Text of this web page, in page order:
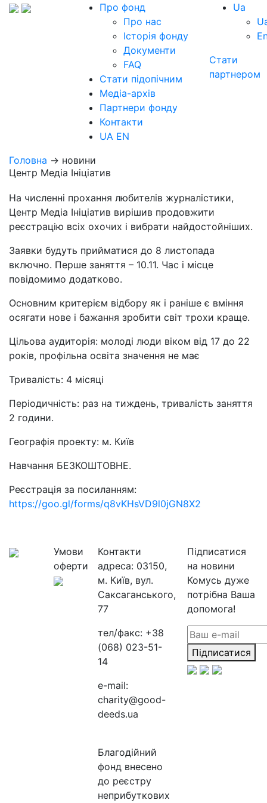
Про фонд
Про нас
Історія фонду
Документи
FAQ
Стати підопічним
Медіа-архів
Партнери фонду
Контакти
UA EN
Ua
Стати
партнером
Головна → новини
Центр Медіа Ініціатив
На численні прохання любителів журналістики,
Центр Медіа Ініціатив вирішив продовжити
реєстрацію всіх охочих і вибрати найдостойніших.
Заявки будуть прийматися до 8 листопада
включно. Перше заняття – 10.11. Час і місце
повідомимо додатково.
Основним критерієм відбору як і раніше є вміння
осягати нове і бажання зробити світ трохи краще.
Цільова аудиторія: молоді люди віком від 17 до 22
років, профільна освіта значення не має
Тривалість: 4 місяці
Періодичність: раз на тиждень, тривалість заняття
2 години.
Географія проекту: м. Київ
Навчання БЕЗКОШТОВНЕ.
Реєстрація за посиланням:
https://goo.gl/forms/q8vKHsVD9l0jGN8X2
Умови
оферти
Контакти
адреса: 03150,
м. Київ, вул.
Саксаганського,
77
тел/факс: +38
(068) 023-51-
14
e-mail:
charity@good-
deeds.ua
Благодійний
фонд внесено
до реєстру
неприбуткових
Підписатися
на новини
Комусь дуже
потрібна Ваша
допомога!
Підписатися